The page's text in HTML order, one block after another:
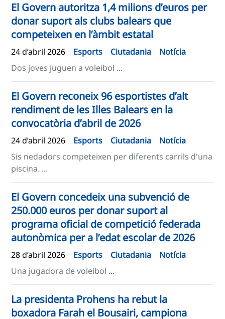
El Govern autoritza 1,4 milions d’euros per
donar suport als clubs balears que
competeixen en l’àmbit estatal
24 d’abril 2026 Esports Ciutadania
Notícia
Dos joves juguen a voleibol ...
El Govern reconeix 96 esportistes d’alt
rendiment de les Illes Balears en la
convocatòria d’abril de 2026
24 d’abril 2026 Esports Ciutadania
Notícia
Sis nedadors competeixen per diferents carrils d'una
piscina. ...
El Govern concedeix una subvenció de
250.000 euros per donar suport al
programa oficial de competició federada
autonòmica per a l’edat escolar de 2026
28 d’abril 2026 Esports Ciutadania
Notícia
Una jugadora de voleibol ...
La presidenta Prohens ha rebut la
boxadora Farah el Bousairi, campiona